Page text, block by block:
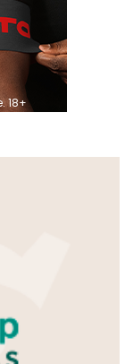
18+